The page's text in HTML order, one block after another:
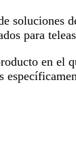
soluciones
para
en el